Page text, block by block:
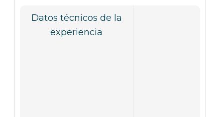
Datos técnicos de la
experiencia